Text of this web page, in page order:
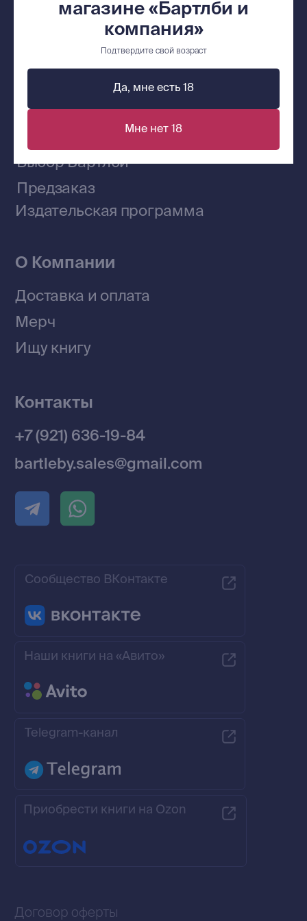
магазине «Бартлби и
компания»
Подтвердите свой возраст
Да, мне есть 18
Мне нет 18
Договор оферты
Политика конфиденциальности
Telegram-канал